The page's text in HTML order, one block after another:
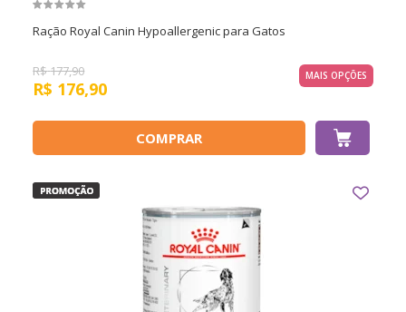
Ração Royal Canin Hypoallergenic para Gatos
R$177,90
R$ 176,90
MAIS OPÇÕES
COMPRAR